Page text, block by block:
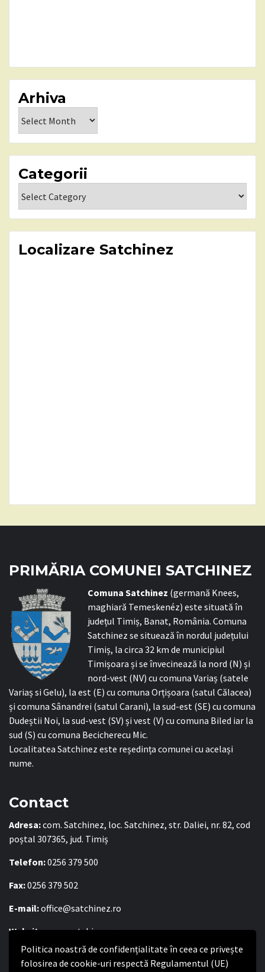
Politica noastră de confidențialitate în ceea ce privește
folosirea de cookie-uri respectă Regulamentul (UE)
Arhiva
Categorii
Localizare Satchinez
PRIMĂRIA COMUNEI SATCHINEZ
Comuna Satchinez (germană Knees,
maghiară Temeskenéz) este situată în
județul Timiș, Banat, România. Comuna
Satchinez se situează în nordul județului
Timiș, la circa 32 km de municipiul
Timișoara și se învecinează la nord (N) și
nord-vest (NV) cu comuna Variaș (satele
Variaș si Gelu), la est (E) cu comuna Orțișoara (satul Călacea)
și comuna Sânandrei (satul Carani), la sud-est (SE) cu comuna
Dudeștii Noi, la sud-vest (SV) și vest (V) cu comuna Biled iar la
sud (S) cu comuna Becicherecu Mic.
Localitatea Satchinez este reședința comunei cu același
nume.
Contact
Adresa:com. Satchinez, loc. Satchinez, str. Daliei, nr. 82, cod
poștal 307365, jud. Timiș
Telefon:0256 379 500
Fax:0256 379 502
E-mail:office@satchinez.ro
Website:www.satchinez.ro
Program cu publicul: